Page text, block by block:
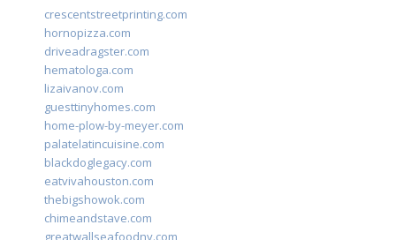
crescentstreetprinting.com
hornopizza.com
driveadragster.com
hematologa.com
lizaivanov.com
guesttinyhomes.com
home-plow-by-meyer.com
palatelatincuisine.com
blackdoglegacy.com
eatvivahouston.com
thebigshowok.com
chimeandstave.com
greatwallseafoodny.com